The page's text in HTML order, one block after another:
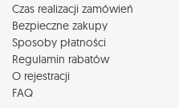
Czas realizacji zamówień
Bezpieczne zakupy
Sposoby płatności
Regulamin rabatów
O rejestracji
FAQ